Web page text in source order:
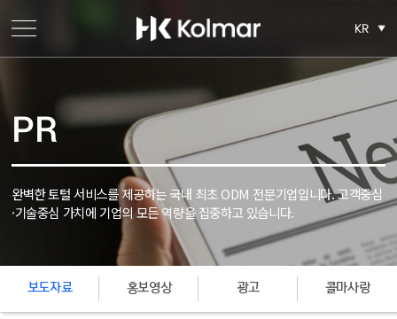
KR
PR
완벽한 토털 서비스를 제공하는 국내 최초 ODM 전문기업입니다.고객중심
·기술중심 가치에 기업의 모든 역량을 집중하고 있습니다.
보도자료 홍보영상 광고 콜마사랑